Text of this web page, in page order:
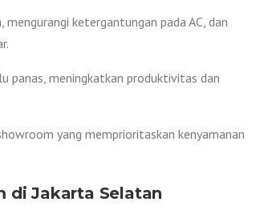
ketergantungan pada AC, dan
panas, meningkatkan produktivitas dan
yang memprioritaskan kenyamanan
di Jakarta Selatan